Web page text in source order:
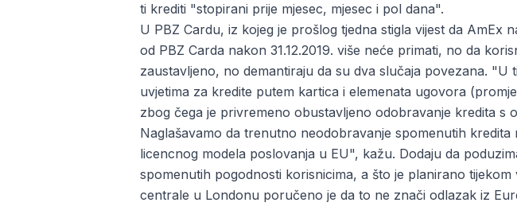
ti krediti "stopirani prije mjesec, mjesec i pol dana".
U PBZ Cardu, iz kojeg je prošlog tjedna stigla vijest da
od PBZ Carda nakon 31.12.2019. više neće primati, no da
zaustavljeno, no demantiraju da su dva slučaja povezana.
uvjetima za kredite putem kartica i elemenata ugovora
zbog čega je privremeno obustavljeno odobravanje kredita s
Naglašavamo da trenutno neodobravanje spomenutih
licencnog modela poslovanja u EU", kažu. Dodaju da
spomenutih pogodnosti korisnicima, a što je planirano
centrale u Londonu poručeno je da to ne znači odlazak iz